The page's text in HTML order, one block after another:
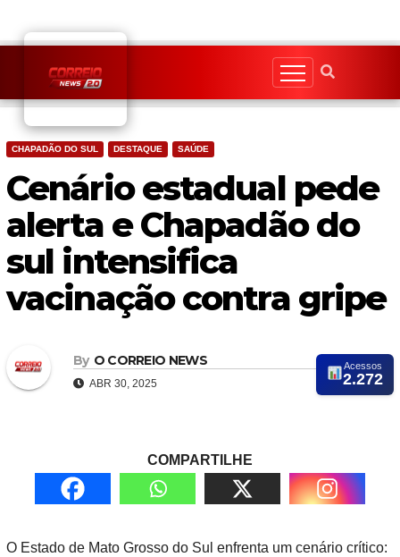
content
CHAPADÃO DO SUL DESTAQUE SAÚDE
Cenário estadual pede
alerta e Chapadão do
sul intensifica
vacinação contra gripe
By O CORREIO NEWS
ABR 30, 2025
Acessos
2.272
COMPARTILHE
O Estado de Mato Grosso do Sul enfrenta um cenário crítico: